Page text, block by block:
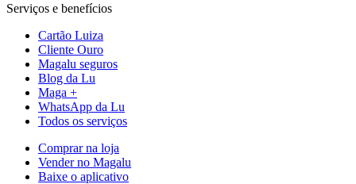
Serviços e benefícios
Cartão Luiza
Cliente Ouro
Magalu seguros
Blog da Lu
Maga +
WhatsApp da Lu
Todos os serviços
Comprar na loja
Vender no Magalu
Baixe o aplicativo